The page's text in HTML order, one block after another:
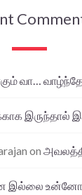
வா… வாழ்ந்தே
இருந்தால்
on
இல்லை